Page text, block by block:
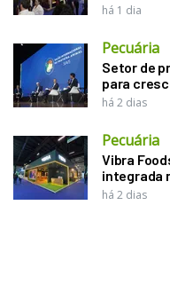
há 1 dia
Pecuária
Setor de
para
há 2 dias
Pecuária
Vibra
integrada
há 2 dias